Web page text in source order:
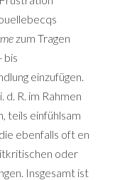
zum Tragen
bis
einzufügen.
R. im Rahmen
teils einfühlsam
ebenfalls oft en
oder
Insgesamt ist